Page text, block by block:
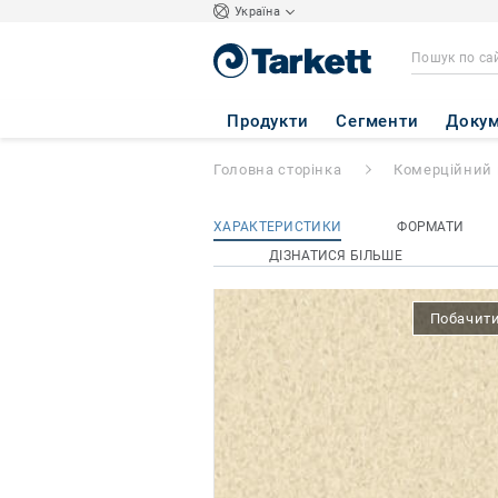
Україна
Продукти Сегменти
iQ GRANIT -
Головна сторінка Комерційний
ХАРАКТЕРИСТИКИ
ФОРМАТИ
ДІЗНАТИСЯ БІЛЬШЕ
Побачити